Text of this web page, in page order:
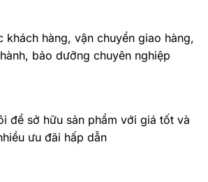
khách hàng, vận chuyển giao hàng,
bảo dưỡng chuyên nghiệp
để sở hữu sản phẩm với giá tốt và
ưu đãi hấp dẫn